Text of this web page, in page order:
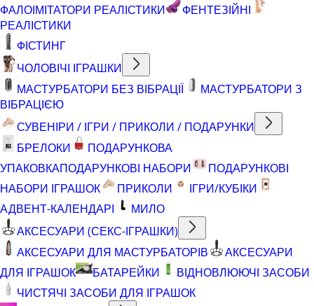
ФАЛОІМІТАТОРИ РЕАЛІСТИКИ
ФЕНТЕЗІЙНІ
РЕАЛІСТИКИ
ФІСТИНГ
ЧОЛОВІЧІ ІГРАШКИ
МАСТУРБАТОРИ БЕЗ ВІБРАЦІЇ
МАСТУРБАТОРИ З
ВІБРАЦІЄЮ
СУВЕНІРИ / ІГРИ / ПРИКОЛИ / ПОДАРУНКИ
БРЕЛОКИ
ПОДАРУНКОВА
УПАКОВКАПОДАРУНКОВІ НАБОРИ
ПОДАРУНКОВІ
НАБОРИ ІГРАШОК
ПРИКОЛИ
ІГРИ/КУБІКИ
АДВЕНТ-КАЛЕНДАРІ
МИЛО
АКСЕСУАРИ (СЕКС-ІГРАШКИ)
АКСЕСУАРИ ДЛЯ МАСТУРБАТОРІВ
АКСЕСУАРИ
ДЛЯ ІГРАШОК
БАТАРЕЙКИ
ВІДНОВЛЮЮЧІ ЗАСОБИ
ЧИСТЯЧІ ЗАСОБИ ДЛЯ ІГРАШОК